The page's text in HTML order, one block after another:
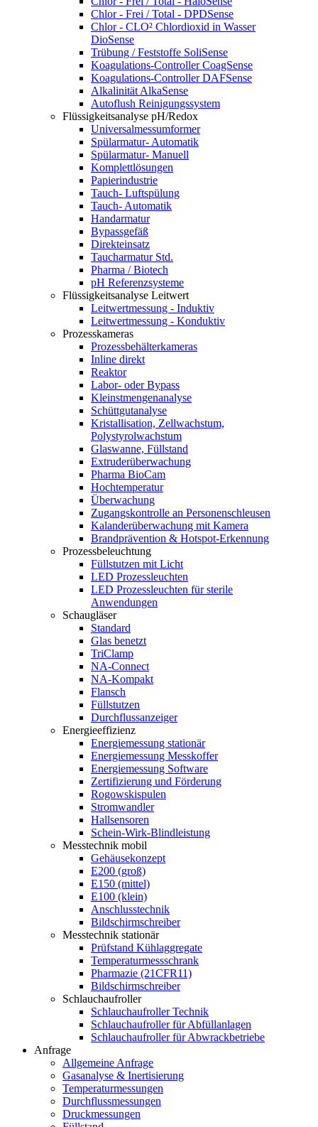
Chlor - Frei / Total - DPDSense
Chlor - CLO² Chlordioxid in Wasser
DioSense
Trübung / Feststoffe SoliSense
Koagulations-Controller CoagSense
Koagulations-Controller DAFSense
Alkalinität AlkaSense
Autoflush Reinigungssystem
Flüssigkeitsanalyse pH/Redox
Universalmessumformer
Spülarmatur- Automatik
Spülarmatur- Manuell
Komplettlösungen
Papierindustrie
Tauch- Luftspülung
Tauch- Automatik
Handarmatur
Bypassgefäß
Direkteinsatz
Taucharmatur Std.
Pharma / Biotech
pH Referenzsysteme
Flüssigkeitsanalyse Leitwert
Leitwertmessung - Induktiv
Leitwertmessung - Konduktiv
Prozesskameras
Prozessbehälterkameras
Inline direkt
Reaktor
Labor- oder Bypass
Kleinstmengenanalyse
Schüttgutanalyse
Kristallisation, Zellwachstum,
Polystyrolwachstum
Glaswanne, Füllstand
Extruderüberwachung
Pharma BioCam
Hochtemperatur
Überwachung
Zugangskontrolle an Personenschleusen
Kalanderüberwachung mit Kamera
Brandprävention & Hotspot-Erkennung
Prozessbeleuchtung
Füllstutzen mit Licht
LED Prozessleuchten
LED Prozessleuchten für sterile
Anwendungen
Schaugläser
Standard
Glas benetzt
TriClamp
NA-Connect
NA-Kompakt
Flansch
Füllstutzen
Durchflussanzeiger
Energieeffizienz
Energiemessung stationär
Energiemessung Messkoffer
Energiemessung Software
Zertifizierung und Förderung
Rogowskispulen
Stromwandler
Hallsensoren
Schein-Wirk-Blindleistung
Messtechnik mobil
Gehäusekonzept
E200 (groß)
E150 (mittel)
E100 (klein)
Anschlusstechnik
Bildschirmschreiber
Messtechnik stationär
Prüfstand Kühlaggregate
Temperaturmessschrank
Pharmazie (21CFR11)
Bildschirmschreiber
Schlauchaufroller
Schlauchaufroller Technik
Schlauchaufroller für Abfüllanlagen
Schlauchaufroller für Abwrackbetriebe
Anfrage
Allgemeine Anfrage
Gasanalyse & Inertisierung
Temperaturmessungen
Durchflussmessungen
Druckmessungen